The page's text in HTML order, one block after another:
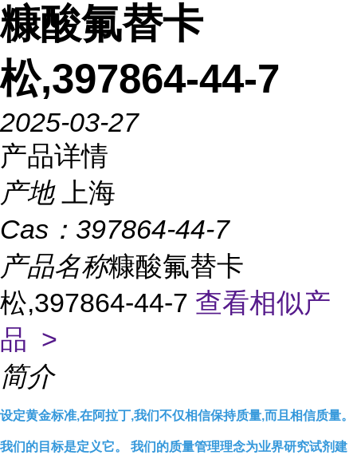
糠酸氟替卡
松,397864-44-7
2025-03-27
产品详情
产地
上海
Cas： 397864-44-7
产品名称糠酸氟替卡
松,397864-44-7 查看相似产
品 >
简介
设定黄金标准,在阿拉丁,我们不仅相信保持质量,而且相信质量。
我们的目标是定义它。 我们的质量管理理念为业界研究试剂建